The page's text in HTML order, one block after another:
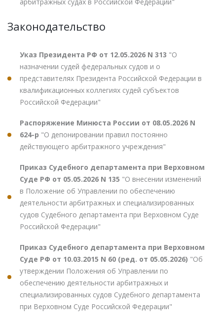
Законодательство
Указ Президента РФ от 12.05.2026 N 313 "О
назначении судей федеральных судов и о
представителях Президента Российской Федерации в
квалификационных коллегиях судей субъектов
Российской Федерации"
Распоряжение Минюста России от 08.05.2026 N
624-р "О депонировании правил постоянно
действующего арбитражного учреждения"
Приказ Судебного департамента при Верховном
Суде РФ от 05.05.2026 N 135 "О внесении изменений
в Положение об Управлении по обеспечению
деятельности арбитражных и специализированных
судов Судебного департамента при Верховном Суде
Российской Федерации"
Приказ Судебного департамента при Верховном
Суде РФ от 10.03.2015 N 60 (ред. от 05.05.2026) "Об
утверждении Положения об Управлении по
обеспечению деятельности арбитражных и
специализированных судов Судебного департамента
при Верховном Суде Российской Федерации"